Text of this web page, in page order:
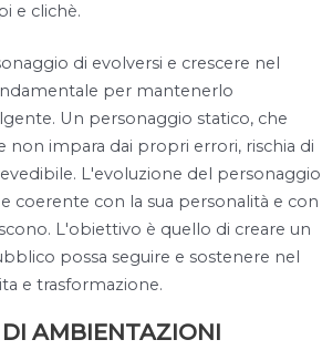
e clichè.
di evolversi e crescere nel
per mantenerlo
Un personaggio statico, che
non impara dai propri errori, rischia di
L'evoluzione del personaggio
coerente con la sua personalità e con
L'obiettivo è quello di creare un
possa seguire e sostenere nel
e trasformazione.
AMBIENTAZIONI